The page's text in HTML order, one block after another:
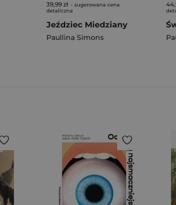
39,99 zł - sugerowana cena
detaliczna
Jeździec Miedziany
Paullina Simons